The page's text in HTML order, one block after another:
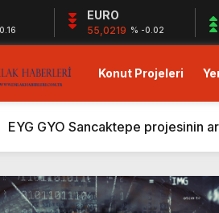
EURO
55,0219 % -0.02
Konut Projeleri
Ege Yapı Ormanyaka’da 2023
Gazze`ye Yardım Kampanyası
EYG GYO Sancaktepe projesinin
Kiler GYO Halkalı projesi resmen
Sagist Group’tan 140 milyon
Shelton Bodrum projesi satışa